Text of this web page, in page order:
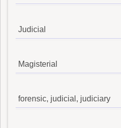
Judicial
Magisterial
forensic, judicial, judiciary